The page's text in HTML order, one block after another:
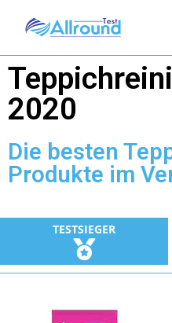
2020
Die besten
Produkte im
TESTSIEGER